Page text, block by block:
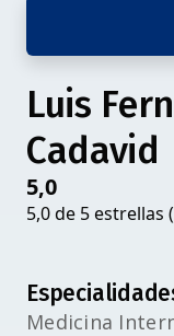
Luis
Cadavid
5,0
5,0 de 5 estrellas
Medicina